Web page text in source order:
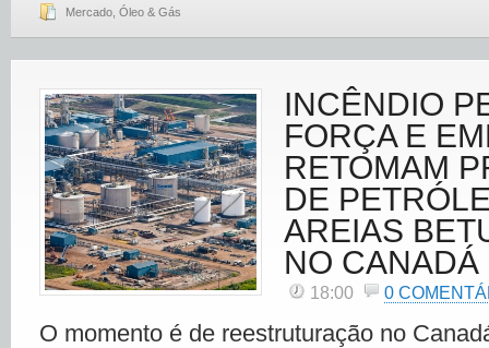
Mercado Óleo & Gás
INCÊNDIO
FORÇA E
RETOMAM
DE
AREIAS
NO CANADÁ
18:00 0
O momento é de reestruturação no